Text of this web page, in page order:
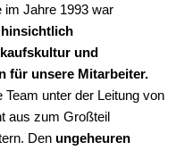
im Jahre 1993 war
und
für unsere Mitarbeiter.
Team unter der Leitung von
aus zum Großteil
Den ungeheuren